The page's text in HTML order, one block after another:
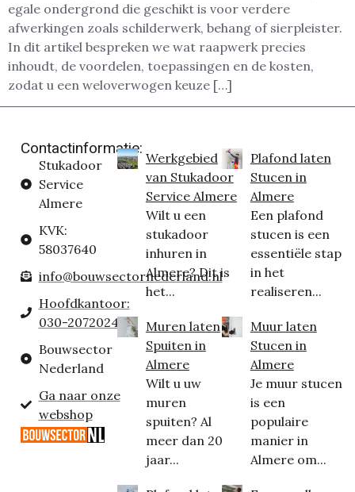
egale ondergrond die geschikt is voor verdere
afwerkingen zoals schilderwerk, behang of sierpleister.
In dit artikel bespreken we wat raapwerk precies
inhoudt, de voordelen, toepassingen en de kosten,
zodat u een weloverwogen keuze […]
Contactinformatie:
Stukadoor
Service
Almere
KVK:
58037640
info@bouwsectornederland.nl
Hoofdkantoor:
030-2072024
Bouwsector
Nederland
Ga naar onze
webshop
Werkgebied
van Stukadoor
Service Almere
Wilt u een
stukadoor
inhuren in
Almere? Dit is
het...
Muren laten
Spuiten in
Almere
Wilt u uw
muren
spuiten? Al
meer dan 20
jaar...
Plafond laten
Stucen in
Almere
Een plafond
stucen is een
essentiële stap
in het
realiseren...
Muur laten
Stucen in
Almere
Je muur stucen
is een
populaire
manier in
Almere om...